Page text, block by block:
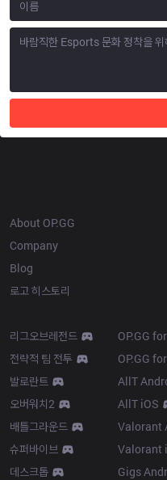
About OP.GG
Company
Blog
로고 히스토리
리그오브레전드
전략적 팀 전투
발로란트
오버워치2
배틀그라운드
슈퍼바이브
데스크톱
OP.GG
OP.GG
AllT
AllT iOS
Valorant
Valorant
Gigs